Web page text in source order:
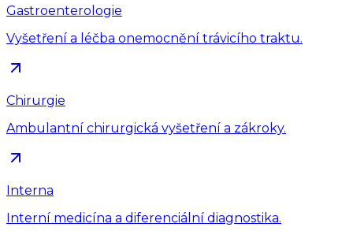
Gastroenterologie
Vyšetření a léčba onemocnění trávicího traktu.
Chirurgie
Ambulantní chirurgická vyšetření a zákroky.
Interna
Interní medicína a diferenciální diagnostika.